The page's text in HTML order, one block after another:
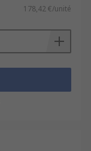
178,42 €/unité